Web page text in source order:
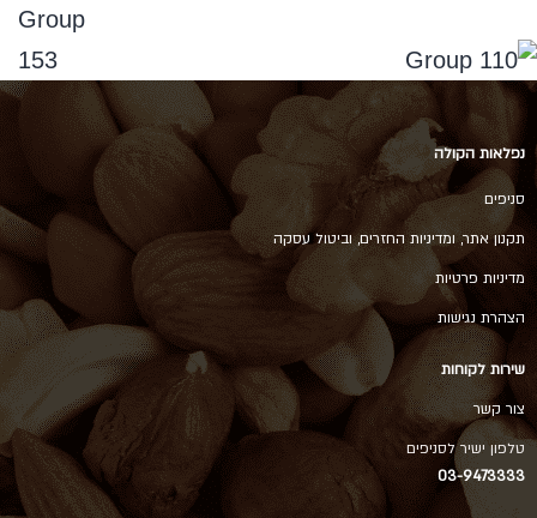
נפלאות הקולה
סניפים
תקנון אתר, ומדיניות החזרים, וביטול עסקה
מדיניות פרטיות
הצהרת נגישות
שירות לקוחות
צור קשר
טלפון ישיר לסניפים
03-9473333